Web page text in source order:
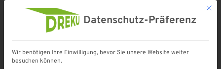
Mit
Datenschutz-Präferenz
Wir benötigen Ihre Einwilligung, bevor Sie unsere Website weiter
besuchen können.